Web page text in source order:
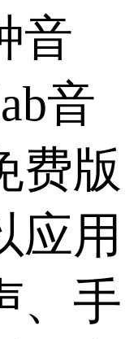
音
音
费版
应用
、手